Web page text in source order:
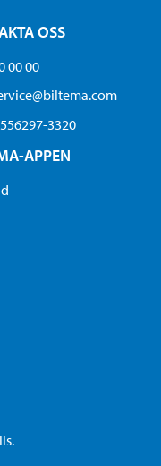
OSS
00 00
3320
APPEN